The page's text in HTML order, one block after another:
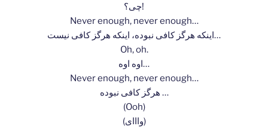
چی؟!
Never enough, never enough…
اینکه هرگز کافی نبوده، اینکه هرگز کافی نیست…
Oh, oh.
اوه اوه…
Never enough, never enough…
هرگز کافی نبوده …
(Ooh)
(وااای)